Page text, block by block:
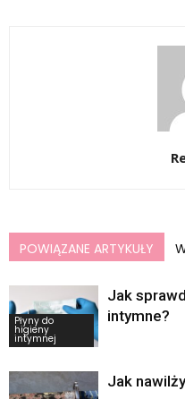
POWIĄZANE ARTYKUŁY
Płyny do
higieny
intymnej
Jak
intymne?
Jak